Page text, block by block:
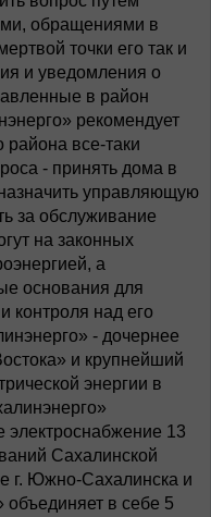
обращениями в
точки его так и
и уведомления о
в район
рекомендует
все-таки
- принять дома в
управляющую
за обслуживание
на законных
а
основания для
контроля над его
- дочернее
и крупнейший
энергии в
электроснабжение 13
Сахалинской
г. Южно-Сахалинска и
в себе 5